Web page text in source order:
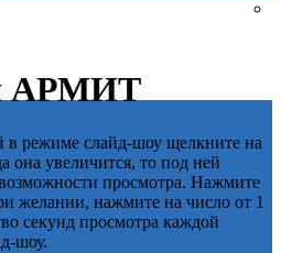
АРМИТ
в режиме слайд-шоу щелкните на
увеличится, то под ней
просмотра. Нажмите
желании, нажмите на число от 1
секунд просмотра каждой
шоу.